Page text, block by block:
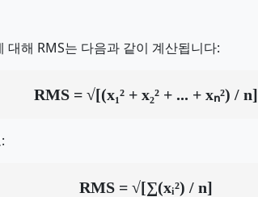
대해 RMS는 다음과 같이 계산됩니다:
RMS = √[(x₁² + x₂² + ... + xₙ²) / n]
RMS = √[∑(xᵢ²) / n]